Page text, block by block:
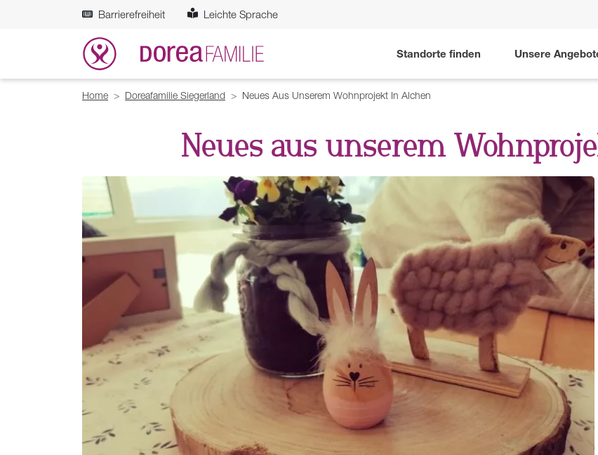
Zum Hauptinhalt springen
Barrierefreiheit Leichte Sprache
Standorte finden Unsere
Breadcrumb
Home Doreafamilie Siegerland Neues Aus Unserem Wohnprojekt In Alchen
Neues aus unserem